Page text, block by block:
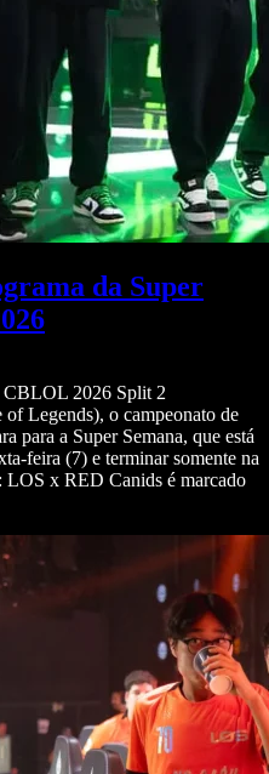
da Super
CBLOL 2026 Split 2
Legends), o campeonato de
para a Super Semana, que está
feira (7) e terminar somente na
x RED Canids é marcado